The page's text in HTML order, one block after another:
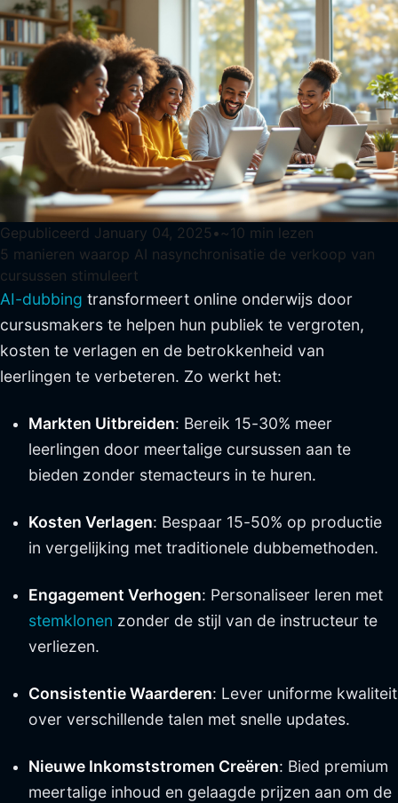
Gepubliceerd January 04, 2025 • ~10 min lezen
5 manieren waarop AI nasynchronisatie de verkoop van
cursussen stimuleert
AI-dubbing transformeert online onderwijs door
cursusmakers te helpen hun publiek te vergroten,
kosten te verlagen en de betrokkenheid van
leerlingen te verbeteren. Zo werkt het:
Markten Uitbreiden: Bereik 15-30% meer
leerlingen door meertalige cursussen aan te
bieden zonder stemacteurs in te huren.
Kosten Verlagen: Bespaar 15-50% op productie
in vergelijking met traditionele dubbemethoden.
Engagement Verhogen: Personaliseer leren met
stemklonen zonder de stijl van de instructeur te
verliezen.
Consistentie Waarderen: Lever uniforme kwaliteit
over verschillende talen met snelle updates.
Nieuwe Inkomststromen Creëren: Bied premium
meertalige inhoud en gelaagde prijzen aan om de